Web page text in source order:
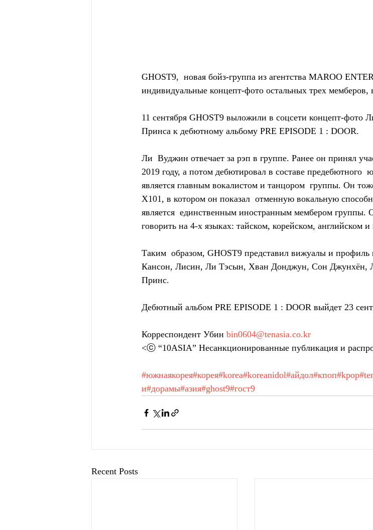
GHOST9,  новая бойз-группа из агентства MAROO
индивидуальные концепт-фото остальных трех
11 сентября GHOST9 выложили в соцсети концепт-
Принса к дебютному альбому PRE EPISODE 1 : DOOR.
Ли  Вуджин отвечает за рэп в группе. Ранее он принял
2019 году, а потом дебютировал в составе
является главным вокалистом и танцором  группы. Он
X101, в котором он показал  отменную вокальную
является  единственным иностранным мембером группы.
говорить на 4-х языках: тайском, корейском, английском и
Таким  образом, GHOST9 представил вижуалы и
Кансон, Лисин, Ли Тэсын, Хван Донджун, Сон Джунхён,
Принс.
Дебютный альбом PRE EPISODE 1 : DOOR выйдет 23
Корреспондент Убин bin0604@tenasia.co.kr
<ⓒ “10ASIA” Несанкционированные публикация и
#южнаякорея#корея#korea#koreanidol#айдол#кпоп#kpop
и#дорамы#азия#ghost9#гост9
Recent Posts